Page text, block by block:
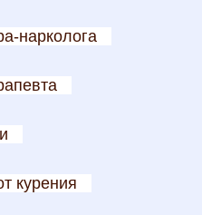
нарколога
курения